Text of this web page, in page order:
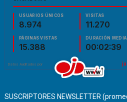
SUSCRIPTORES NEWSLETTER